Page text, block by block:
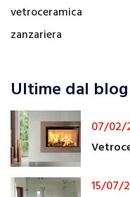
vetroceramica
zanzariera
Ultime dal blog
07/02/
15/07/